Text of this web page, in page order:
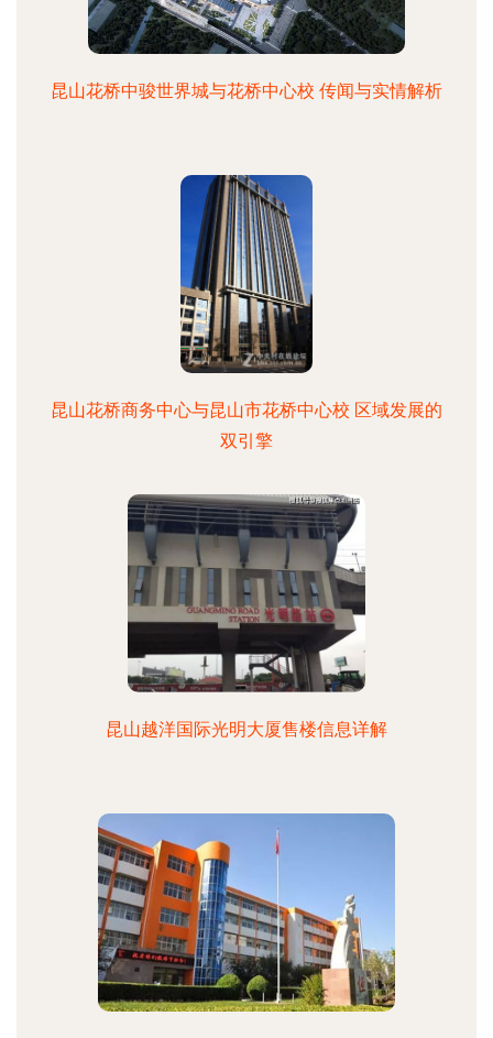
昆山花桥中骏世界城与花桥中心校 传闻与实情解析
昆山花桥商务中心与昆山市花桥中心校 区域发展的
双引擎
昆山越洋国际光明大厦售楼信息详解